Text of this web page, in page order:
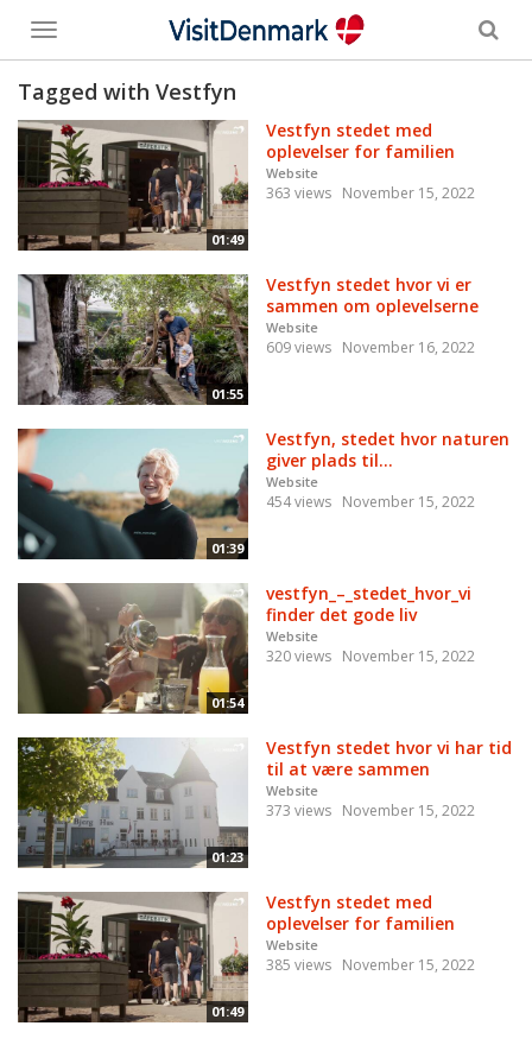
Toggle
menu
Tagged with Vestfyn
01:49
Vestfyn stedet med
oplevelser for familien
Website
363 views November 15, 2022
01:55
Vestfyn stedet hvor vi er
sammen om oplevelserne
Website
609 views November 16, 2022
01:39
Vestfyn, stedet hvor naturen
giver plads til...
Website
454 views November 15, 2022
01:54
vestfyn_–_stedet_hvor_vi
finder det gode liv
Website
320 views November 15, 2022
01:23
Vestfyn stedet hvor vi har tid
til at være sammen
Website
373 views November 15, 2022
01:49
Vestfyn stedet med
oplevelser for familien
Website
385 views November 15, 2022